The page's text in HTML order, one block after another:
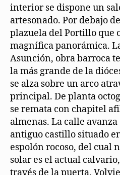
interior se dispone un
artesonado. Por debajo
plazuela del Portillo que
magnífica panorámica.
Asunción, obra barroca
la más grande de la
se alza sobre un arco
principal. De planta
se remata con chapitel
almenas. La calle
antiguo castillo situado
espolón rocoso, del cual
solar es el actual